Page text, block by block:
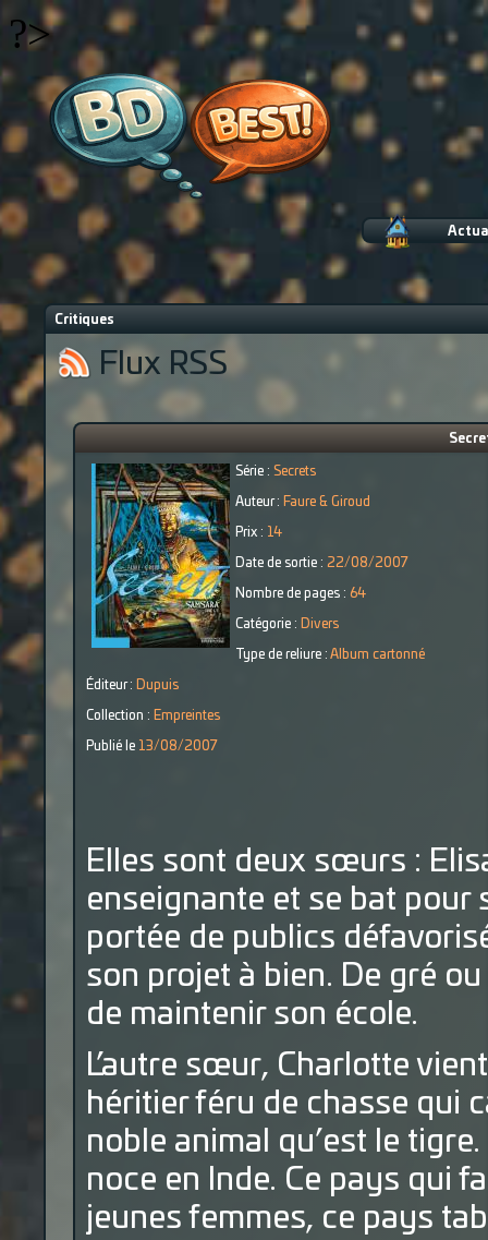
?>
Critiques
Flux RSS
Série : Secrets
Auteur : Faure & Giroud
Prix : 14
Date de sortie : 22/08/2007
Nombre de pages : 64
Catégorie : Divers
Type de reliure : Album cartonné
Éditeur : Dupuis
Collection : Empreintes
Publié le 13/08/2007
Elles sont deux sœurs :
enseignante et se bat pour
portée de publics
son projet à bien. De gré
de maintenir son école.
L’autre sœur, Charlotte
héritier féru de chasse qui
noble animal qu’est le
noce en Inde. Ce pays qui
jeunes femmes, ce pays